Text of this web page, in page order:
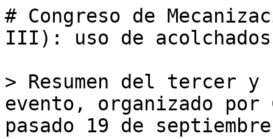
# Congreso de
III): uso de acolchados
> Resumen del tercer
evento, organizado
pasado 19 de